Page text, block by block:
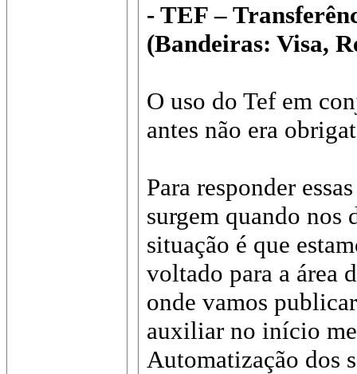
- TEF –
(Bandeiras: Visa,
O uso do Tef em
antes não era
Para responder
surgem quando nos
situação é que
voltado para a área
onde vamos
auxiliar no início
Automatização dos